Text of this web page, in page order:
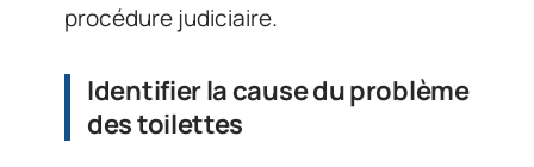
procédure judiciaire.
Identifier la cause du problème
des toilettes